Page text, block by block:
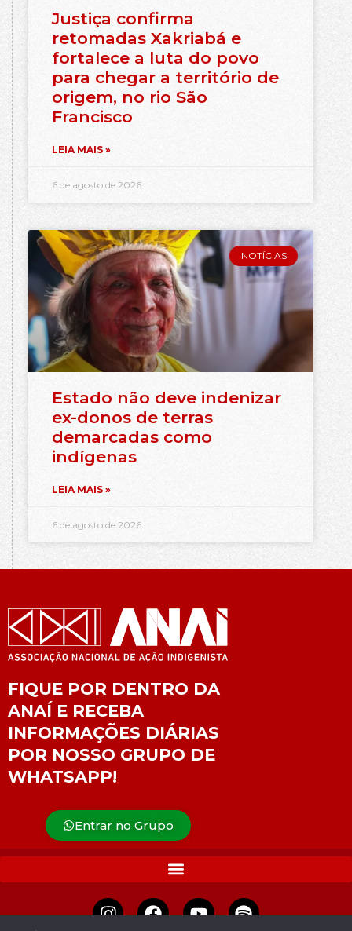
Justiça confirma
retomadas Xakriabá e
fortalece a luta do povo
para chegar a território de
origem, no rio São
Francisco
LEIA MAIS »
6 de agosto de 2026
NOTÍCIAS
Estado não deve indenizar
ex-donos de terras
demarcadas como
indígenas
LEIA MAIS »
6 de agosto de 2026
FIQUE POR DENTRO DA
ANAÍ E RECEBA
INFORMAÇÕES DIÁRIAS
POR NOSSO GRUPO DE
WHATSAPP!
Entrar no Grupo